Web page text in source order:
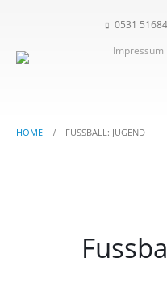
0531
Impressum
HOME FUSSBALL: JUGEND